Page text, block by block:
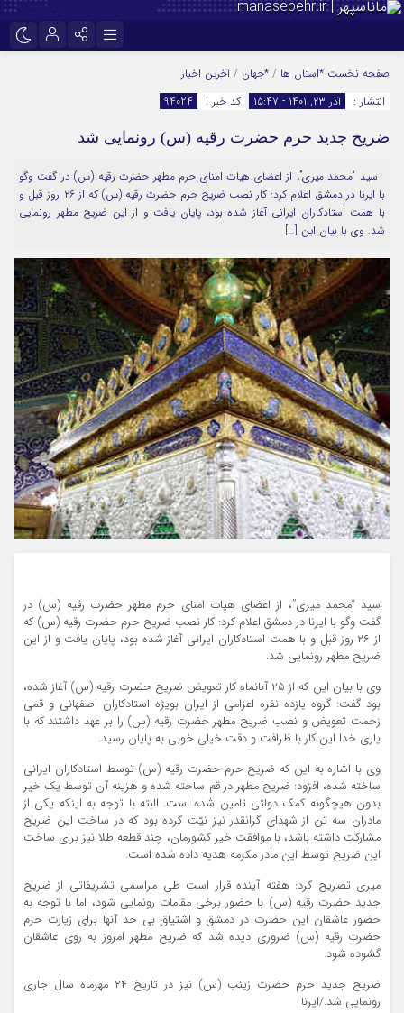
اینستاگرام
سروش
آپارات
نام کاربری یا نشانی ایمیل
رمز عبور
مرا به خاطر بسپار
صفحه نخست *استان ها / *جهان / آخرین اخبار
انتشار :
آذر ۲۳, ۱۴۰۱ - ۱۵:۴۷ کد خبر : 94024
ضریح جدید حرم حضرت رقیه (س) رونمایی شد
سید “محمد میری”، از اعضای هیات امنای حرم مطهر حضرت رقیه (س) در گفت وگو
با ایرنا در دمشق اعلام کرد: کار نصب ضریح حرم حضرت رقیه (س) که از ۲۶ روز قبل و
با همت استادکاران ایرانی آغاز شده بود، پایان یافت و از این ضریح مطهر رونمایی
شد. وی با بیان این […]
سید “محمد میری”، از اعضای هیات امنای حرم مطهر حضرت رقیه (س) در
گفت وگو با ایرنا در دمشق اعلام کرد: کار نصب ضریح حرم حضرت رقیه (س) که
از ۲۶ روز قبل و با همت استادکاران ایرانی آغاز شده بود، پایان یافت و از این
ضریح مطهر رونمایی شد.
وی با بیان این که از ۲۵ آبانماه کار تعویض ضریح حضرت رقیه (س) آغاز شده،
بود گفت: گروه یازده نفره اعزامی از ایران بویژه استادکاران اصفهانی و قمی
زحمت تعویض و نصب ضریح مطهر حضرت رقیه (س) را بر عهد داشتند که با
یاری خدا این کار با ظرافت و دقت خیلی خوبی به پایان رسید.
وی با اشاره به این که ضریح حرم حضرت رقیه (س) توسط استادکاران ایرانی
ساخته شده، افزود: ضریح مطهر در قم ساخته شده و هزینه آن توسط یک خیر
بدون هیچگونه کمک دولتی تامین شده است. البته با توجه به اینکه یکی از
مادران سه تن از شهدای گرانقدر نیز نیّت کرده بود که در ساخت این ضریح
مشارکت داشته باشد، با موافقت خیر کشورمان، چند قطعه طلا نیز برای ساخت
این ضریح توسط این مادر مکرمه هدیه داده شده است.
میری تصریح کرد: هفته آینده قرار است طی مراسمی تشریفاتی از ضریح
جدید حضرت رقیه (س) با حضور برخی مقامات رونمایی شود، اما با توجه به
حضور عاشقان این حضرت در دمشق و اشتیاق بی حد آنها برای زیارت حرم
حضرت رقیه (س) ضروری دیده شد که ضریح مطهر امروز به روی عاشقان
گشوده شود.
ضریح جدید حرم حضرت زینب (س) نیز در تاریخ ۲۴ مهرماه سال جاری
رونمایی شد./ایرنا